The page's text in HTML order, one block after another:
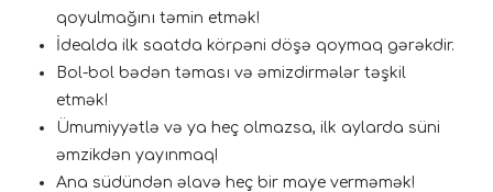
qoyulmağını təmin etmək!
İdealda ilk saatda körpəni döşə qoymaq gərəkdir.
Bol-bol bədən təması və əmizdirmələr təşkil
etmək!⠀
Ümumiyyətlə və ya heç olmazsa, ilk aylarda süni
əmzikdən yayınmaq!
Ana südündən əlavə heç bir maye verməmək!⠀